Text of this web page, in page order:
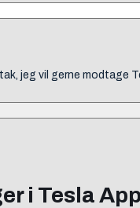
jeg vil gerne modtage
i Tesla